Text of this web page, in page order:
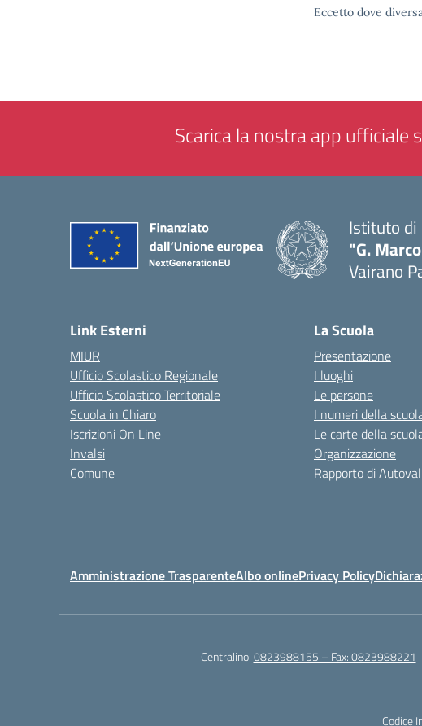
Eccetto dove
Scarica la nostra app ufficiale
Istituto di
"G.
Vairano
Link Esterni
MIUR
Ufficio Scolastico Regionale
Ufficio Scolastico Territoriale
Scuola in Chiaro
Iscrizioni On Line
Invalsi
Comune
La Scuola
Presentazione
I luoghi
Le persone
I numeri della
Le carte della
Organizzazione
Rapporto di
Amministrazione TrasparenteAlbo onlinePrivacy Policy
Centralino:0823988155 – Fax: 0823988221
Codice